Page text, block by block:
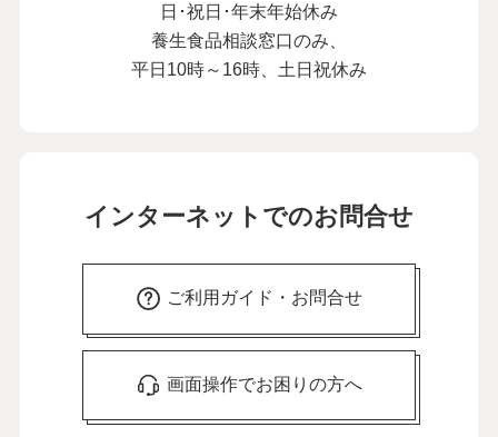
日･祝日･年末年始休み
養生食品相談窓口のみ、
平日10時～16時、土日祝休み
インターネットでのお問合せ
ご利用ガイド・お問合せ
画面操作でお困りの方へ